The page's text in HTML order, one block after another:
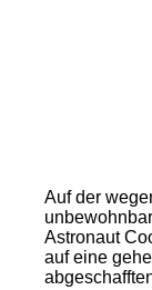
Auf der
Astronaut
auf eine